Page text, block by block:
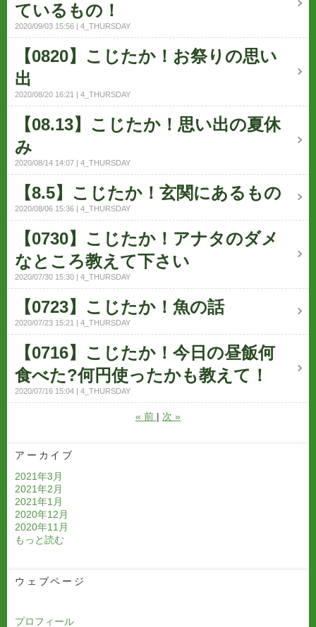
ているもの！
2020/09/03 15:56 4_THURSDAY
【0820】こじたか！お祭りの思い
出
2020/08/20 16:21 4_THURSDAY
【08.13】こじたか！思い出の夏休
み
2020/08/14 14:07 4_THURSDAY
【8.5】こじたか！玄関にあるもの
2020/08/06 15:36 4_THURSDAY
【0730】こじたか！アナタのダメ
なところ教えて下さい
2020/07/30 15:30 4_THURSDAY
【0723】こじたか！魚の話
2020/07/23 15:21 4_THURSDAY
【0716】こじたか！今日の昼飯何
食べた?何円使ったかも教えて！
2020/07/16 15:04 4_THURSDAY
« 前 次 »
アーカイブ
2021年3月
2021年2月
2021年1月
2020年12月
2020年11月
もっと読む
ウェブページ
プロフィール